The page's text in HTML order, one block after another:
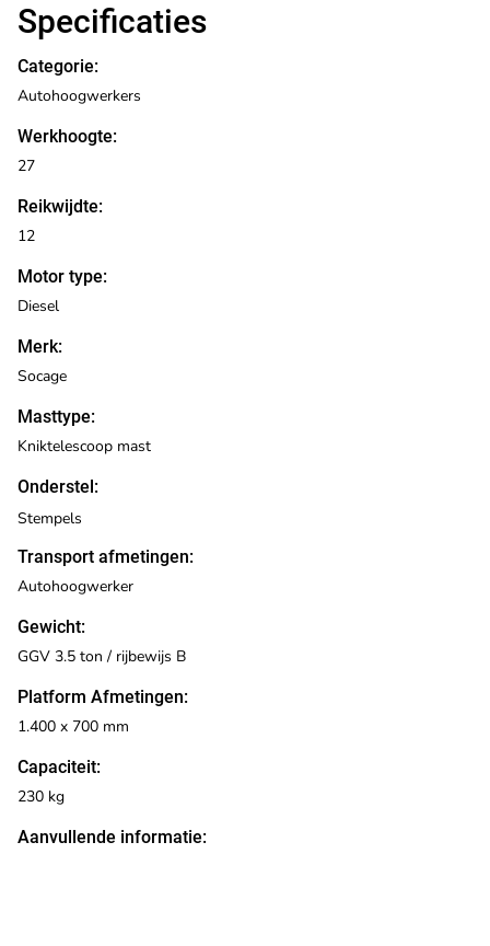
Specificaties
Categorie:
Werkhoogte:
Reikwijdte:
Motor type:
Merk:
Masttype:
Transport afmetingen:
Gewicht:
Platform Afmetingen:
Capaciteit:
Autohoogwerkers
27
12
Diesel
Socage
Kniktelescoop mast
Autohoogwerker
GGV 3.5 ton / rijbewijs B
1.400 x 700 mm
230 kg
Aanvullende informatie:
Onderstel:
Stempels